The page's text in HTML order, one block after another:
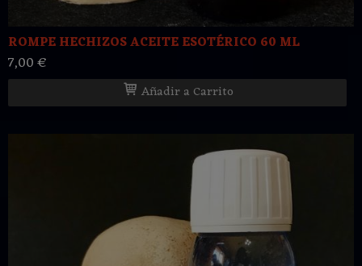
ROMPE HECHIZOS ACEITE ESOTÉRICO 60 ML
7,00 €
Añadir a Carrito